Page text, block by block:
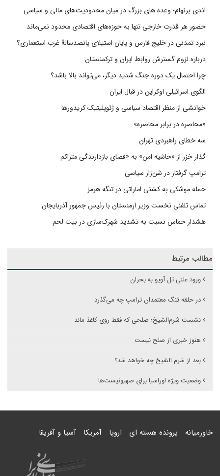
اندی برنهام؛ وعده های بزرگ در میان محدودیت‌های مالی و سیاسی
حضور هر قدرت خارجی تنها به حوزه‌های اقتصادی محدود نمی‌ماند
نبرد تمدنی در خلیج فارس و پایان استیلای پانصدسالۀ غرب استعماری؟
درباره لزوم گسترش روابط ایران و ترکمنستان
چرا احتمال یک دوره جنگ شدید دیگر، می‌تواند بالا باشد؟
الگوی اسرائیلی اوکراین در قبال ایران
خوانشی از منظر اقتصاد سیاسی و ژئوپلیتیک کریدورها
«محاصره در برابر محاصره»
سه خطای راهبردی تهران
گذار خزر از «حاشیه امن» به «فضای بازدارندگی متراکم
ترامپ گرفتار در شن‌زار سیاسی
حمله موشکی به کشتی اماراتی در تنگه هرمز
تماس تلفنی نخست وزیر ارمنستان با رئیس جمهور آذربایجان
هشدار حماس نسبت به تشدید شهرک‌سازی در بیت‌ لحم
مطالب مرتبط
ورود علنی تل آویو به بحران
در حلقه تنگ معتمدان ترامپ چه می‌گذرد
نشست شرم‌الشیخ؛ صلحی که فقط روی کاغذ ماند
هنوز خبری از صلح نیست
بعد از شرم الشیخ چه خواهد شد؟
وضعیت ویژه اوراسیا برای صهیونیست‌ها
خاورمیانه پرونده هسته ای اروپا آمریکا آسیا و آفریقا